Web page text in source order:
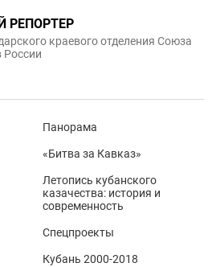
РЕПОРТЕР
краевого отделения Союза
России
Панорама
«Битва за Кавказ»
Летопись кубанского
казачества: история и
современность
Спецпроекты
Кубань 2000-2018